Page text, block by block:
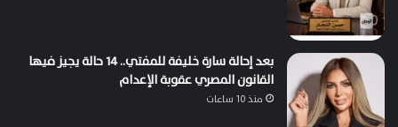
بعد إحالة سارة خليفة للمفتي.. 14 حالة يجيز فيها
القانون المصري عقوبة الإعدام
منذ 10 ساعات